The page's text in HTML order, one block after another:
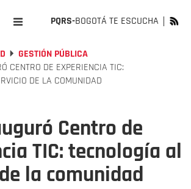
PQRS-BOGOTÁ TE ESCUCHA
GESTIÓN PÚBLICA
CENTRO DE EXPERIENCIA TIC:
DE LA COMUNIDAD
Centro de
TIC: tecnología al
la comunidad